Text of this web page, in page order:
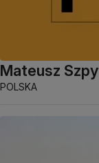
Mateusz
POLSKA